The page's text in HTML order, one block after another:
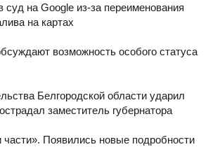
суд на Google из-за переименования
на картах
возможность особого статуса
Белгородской области ударил
заместитель губернатора
части». Появились новые подробности